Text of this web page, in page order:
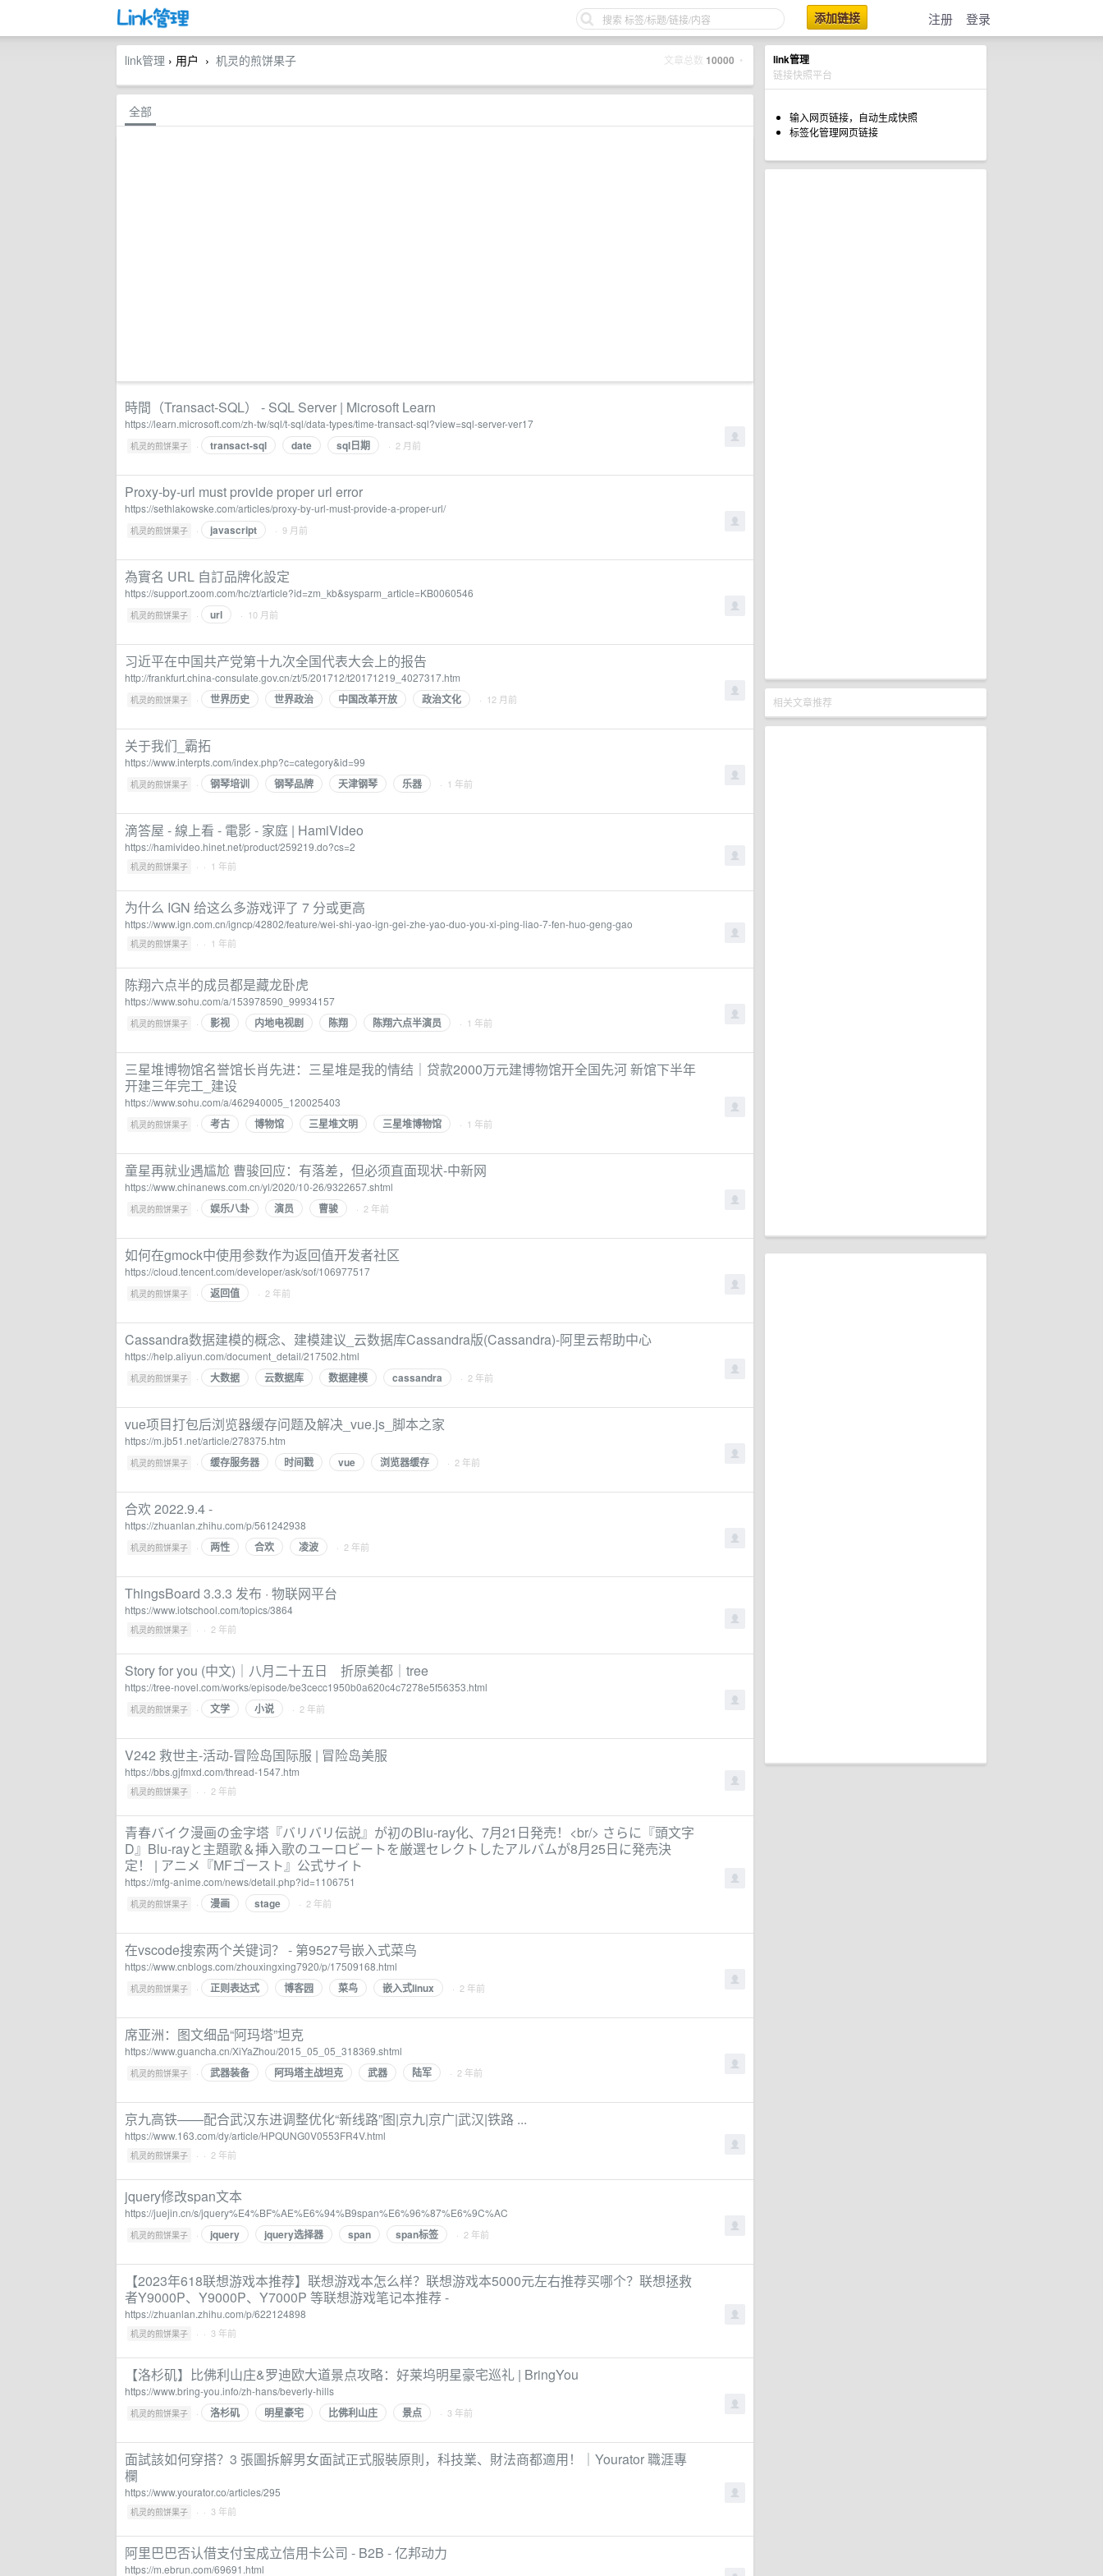
添加链接 注册 登录
link管理
链接快照平台
输入网页链接，自动生成快照
标签化管理网页链接
相关文章推荐
文章总数 10000 •
link管理 › 用户 › 机灵的煎饼果子
全部
時間（Transact-SQL） - SQL Server | Microsoft Learn
https://learn.microsoft.com/zh-tw/sql/t-sql/data-types/time-transact-sql?view=sql-server-ver17
机灵的煎饼果子 · transact-sql date sql日期 · 2 月前
Proxy-by-url must provide proper url error
https://sethlakowske.com/articles/proxy-by-url-must-provide-a-proper-url/
机灵的煎饼果子 · javascript · 9 月前
為實名 URL 自訂品牌化設定
https://support.zoom.com/hc/zt/article?id=zm_kb&sysparm_article=KB0060546
机灵的煎饼果子 · url · 10 月前
习近平在中国共产党第十九次全国代表大会上的报告
http://frankfurt.china-consulate.gov.cn/zt/5/201712/t20171219_4027317.htm
机灵的煎饼果子 · 世界历史 世界政治 中国改革开放 政治文化 · 12 月前
关于我们_霸拓
https://www.interpts.com/index.php?c=category&id=99
机灵的煎饼果子 · 钢琴培训 钢琴品牌 天津钢琴 乐器 · 1 年前
滴答屋 - 線上看 - 電影 - 家庭 | HamiVideo
https://hamivideo.hinet.net/product/259219.do?cs=2
机灵的煎饼果子 · · 1 年前
为什么 IGN 给这么多游戏评了 7 分或更高
https://www.ign.com.cn/igncp/42802/feature/wei-shi-yao-ign-gei-zhe-yao-duo-you-xi-ping-liao-7-fen-huo-geng-gao
机灵的煎饼果子 · · 1 年前
陈翔六点半的成员都是藏龙卧虎
https://www.sohu.com/a/153978590_99934157
机灵的煎饼果子 · 影视 内地电视剧 陈翔 陈翔六点半演员 · 1 年前
三星堆博物馆名誉馆长肖先进：三星堆是我的情结｜贷款2000万元建博物馆开全国先河 新馆下半年
开建三年完工_建设
https://www.sohu.com/a/462940005_120025403
机灵的煎饼果子 · 考古 博物馆 三星堆文明 三星堆博物馆 · 1 年前
童星再就业遇尴尬 曹骏回应：有落差，但必须直面现状-中新网
https://www.chinanews.com.cn/yl/2020/10-26/9322657.shtml
机灵的煎饼果子 · 娱乐八卦 演员 曹骏 · 2 年前
如何在gmock中使用参数作为返回值开发者社区
https://cloud.tencent.com/developer/ask/sof/106977517
机灵的煎饼果子 · 返回值 · 2 年前
Cassandra数据建模的概念、建模建议_云数据库Cassandra版(Cassandra)-阿里云帮助中心
https://help.aliyun.com/document_detail/217502.html
机灵的煎饼果子 · 大数据 云数据库 数据建模 cassandra · 2 年前
vue项目打包后浏览器缓存问题及解决_vue.js_脚本之家
https://m.jb51.net/article/278375.htm
机灵的煎饼果子 · 缓存服务器 时间戳 vue 浏览器缓存 · 2 年前
合欢 2022.9.4 -
https://zhuanlan.zhihu.com/p/561242938
机灵的煎饼果子 · 两性 合欢 凌波 · 2 年前
ThingsBoard 3.3.3 发布 · 物联网平台
https://www.iotschool.com/topics/3864
机灵的煎饼果子 · · 2 年前
Story for you (中文)｜八月二十五日 折原美都｜tree
https://tree-novel.com/works/episode/be3cecc1950b0a620c4c7278e5f56353.html
机灵的煎饼果子 · 文学 小说 · 2 年前
V242 救世主-活动-冒险岛国际服 | 冒险岛美服
https://bbs.gjfmxd.com/thread-1547.htm
机灵的煎饼果子 · · 2 年前
青春バイク漫画の金字塔『バリバリ伝説』が初のBlu-ray化、7月21日発売！<br/> さらに『頭文字
D』Blu-rayと主題歌＆挿入歌のユーロビートを厳選セレクトしたアルバムが8月25日に発売決
定！ | アニメ『MFゴースト』公式サイト
https://mfg-anime.com/news/detail.php?id=1106751
机灵的煎饼果子 · 漫画 stage · 2 年前
在vscode搜索两个关键词？ - 第9527号嵌入式菜鸟
https://www.cnblogs.com/zhouxingxing7920/p/17509168.html
机灵的煎饼果子 · 正则表达式 博客园 菜鸟 嵌入式linux · 2 年前
席亚洲：图文细品“阿玛塔”坦克
https://www.guancha.cn/XiYaZhou/2015_05_05_318369.shtml
机灵的煎饼果子 · 武器装备 阿玛塔主战坦克 武器 陆军 · 2 年前
京九高铁——配合武汉东进调整优化“新线路”图|京九|京广|武汉|铁路 ...
https://www.163.com/dy/article/HPQUNG0V0553FR4V.html
机灵的煎饼果子 · · 2 年前
jquery修改span文本
https://juejin.cn/s/jquery%E4%BF%AE%E6%94%B9span%E6%96%87%E6%9C%AC
机灵的煎饼果子 · jquery jquery选择器 span span标签 · 2 年前
【2023年618联想游戏本推荐】联想游戏本怎么样？联想游戏本5000元左右推荐买哪个？联想拯救
者Y9000P、Y9000P、Y7000P 等联想游戏笔记本推荐 -
https://zhuanlan.zhihu.com/p/622124898
机灵的煎饼果子 · · 3 年前
【洛杉矶】比佛利山庄&罗迪欧大道景点攻略：好莱坞明星豪宅巡礼 | BringYou
https://www.bring-you.info/zh-hans/beverly-hills
机灵的煎饼果子 · 洛杉矶 明星豪宅 比佛利山庄 景点 · 3 年前
面試該如何穿搭？3 張圖拆解男女面試正式服裝原則，科技業、財法商都適用！｜Yourator 職涯專
欄
https://www.yourator.co/articles/295
机灵的煎饼果子 · · 3 年前
阿里巴巴否认借支付宝成立信用卡公司 - B2B - 亿邦动力
https://m.ebrun.com/69691.html